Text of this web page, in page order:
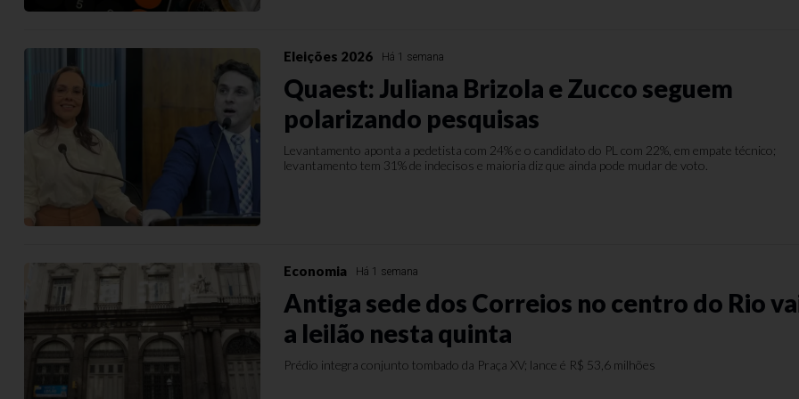
Eleições 2026 Há 1 semana
Quaest: Juliana Brizola e Zucco seguem
polarizando pesquisas
Levantamento aponta a pedetista com 24% e o candidato do PL com 22%, em empate técnico;
levantamento tem 31% de indecisos e maioria diz que ainda pode mudar de voto.
Economia Há 1 semana
Antiga sede dos Correios no centro do Rio
a leilão nesta quinta
Prédio integra conjunto tombado da Praça XV; lance é R$ 53,6 milhões